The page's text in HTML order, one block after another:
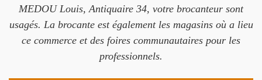
MEDOU Louis, Antiquaire 34, votre brocanteur sont
usagés. La brocante est également les magasins où a lieu
ce commerce et des foires communautaires pour les
professionnels.